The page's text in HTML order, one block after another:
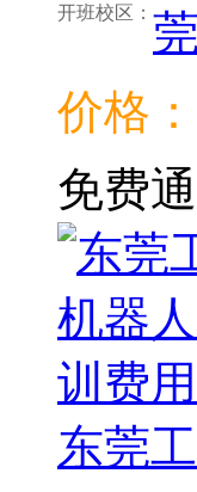
开班校区：
价格
免费
东莞